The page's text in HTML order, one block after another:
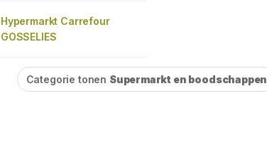
Hypermarkt Carrefour
GOSSELIES
Categorie tonen Supermarkt en boodschappen